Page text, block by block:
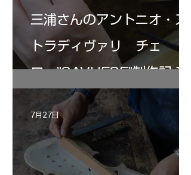
三浦さんのアントニオ・ス
トラディヴァリ チェ
ロ ”SAVUESE"制作記１2
7月27日